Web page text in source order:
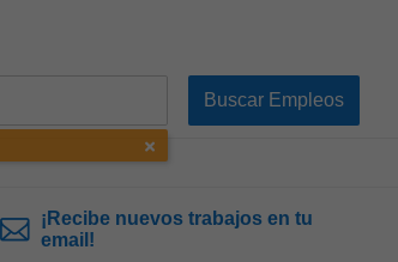
¡Recibe nuevos trabajos en tu
email!